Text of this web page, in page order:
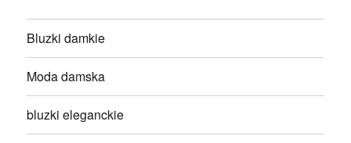
Bluzki damkie
Moda damska
bluzki eleganckie